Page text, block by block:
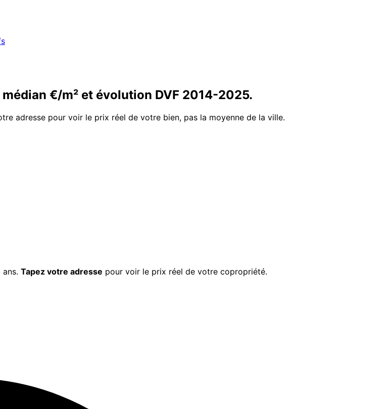
€/m² et évolution DVF 2014-2025.
adresse pour voir le prix réel de votre bien, pas la moyenne de la ville.
ans. Tapez votre adresse pour voir le prix réel de votre copropriété.